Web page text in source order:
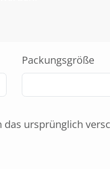
Packungsgröße
ursprünglich